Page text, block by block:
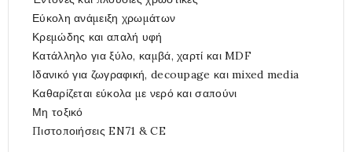
Εύκολη ανάμειξη χρωμάτων
Κρεμώδης και απαλή υφή
Κατάλληλο για ξύλο, καμβά, χαρτί και MDF
Ιδανικό για ζωγραφική, decoupage και mixed media
Καθαρίζεται εύκολα με νερό και σαπούνι
Μη τοξικό
Πιστοποιήσεις EN71 & CE